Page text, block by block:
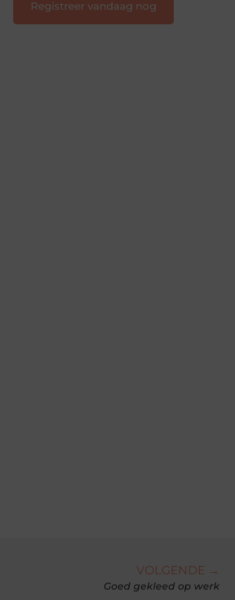
Registreer vandaag nog
VOLGENDE →
Goed gekleed op werk